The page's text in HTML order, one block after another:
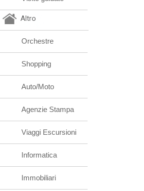
Altro
Orchestre
Shopping
Auto/Moto
Agenzie Stampa
Viaggi Escursioni
Informatica
Immobiliari